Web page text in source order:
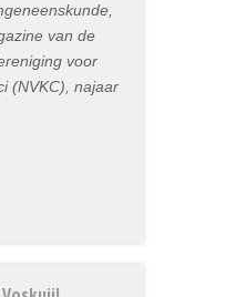
van de
voor
(NVKC), najaar